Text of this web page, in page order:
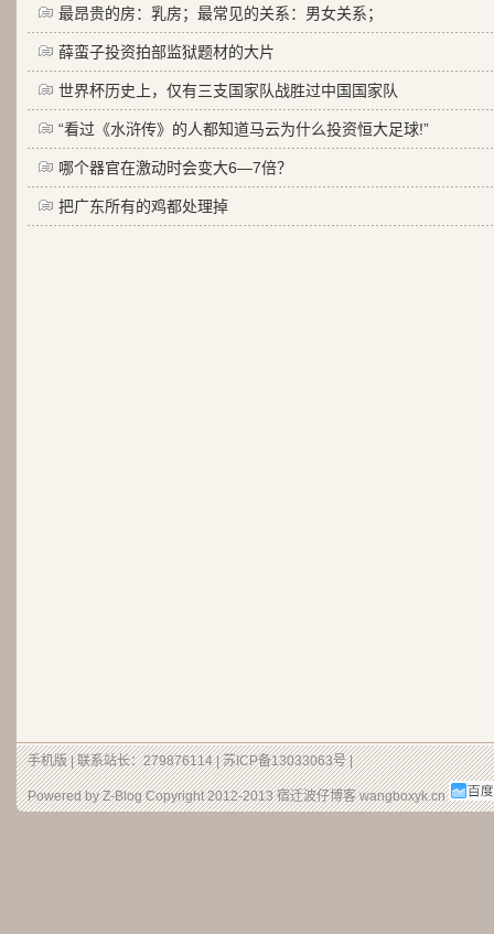
最昂贵的房：乳房；最常见的关系：男女关系；
薛蛮子投资拍部监狱题材的大片
世界杯历史上，仅有三支国家队战胜过中国国家队
“看过《水浒传》的人都知道马云为什么投资恒大足球!”
哪个器官在激动时会变大6—7倍？
把广东所有的鸡都处理掉
手机版| 联系站长：279876114 |苏ICP备13033063号|
Powered by Z-Blog Copyright 2012-2013宿迁波仔博客wangboxyk.cn